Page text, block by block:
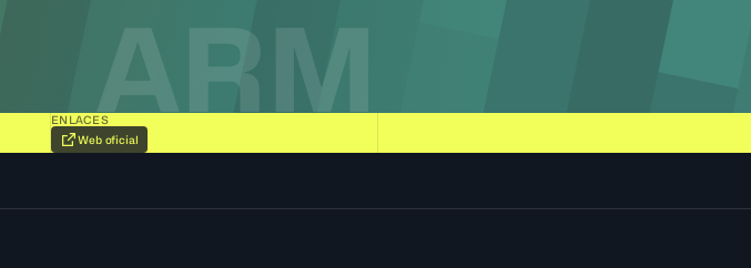
ARM
ENLACES
Web oficial